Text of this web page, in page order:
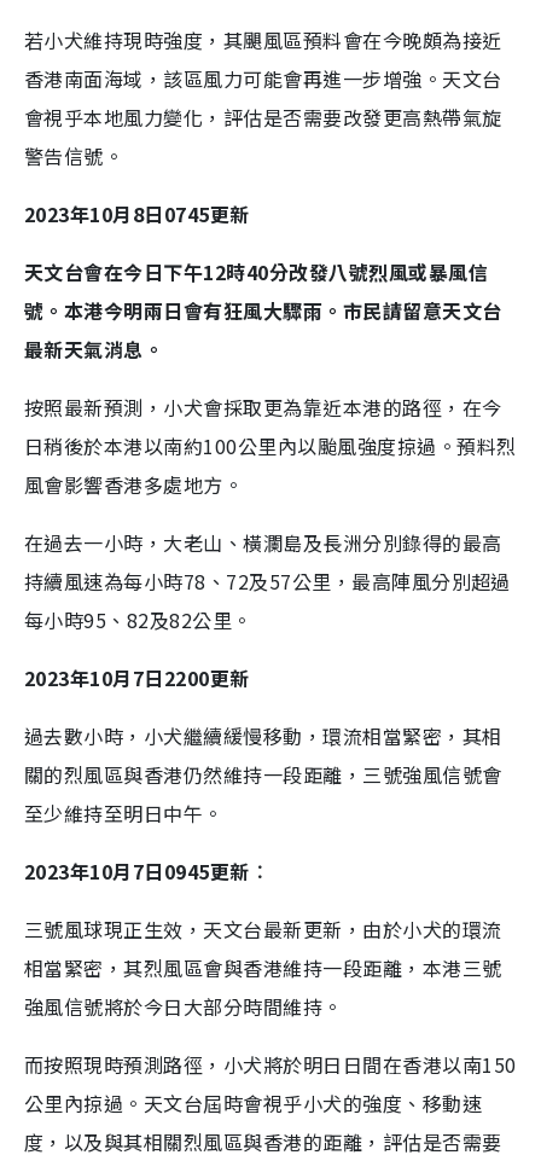
若小犬維持現時強度，其颶風區預料會在今晚頗為接近
香港南面海域，該區風力可能會再進一步增強。天文台
會視乎本地風力變化，評估是否需要改發更高熱帶氣旋
警告信號。
2023年10月8日0745更新
天文台會在今日下午12時40分改發八號烈風或暴風信
號。本港今明兩日會有狂風大驟雨。市民請留意天文台
最新天氣消息。
按照最新預測，小犬會採取更為靠近本港的路徑，在今
日稍後於本港以南約100公里內以颱風強度掠過。預料烈
風會影響香港多處地方。
在過去一小時，大老山、橫瀾島及長洲分別錄得的最高
持續風速為每小時78、72及57公里，最高陣風分別超過
每小時95、82及82公里。
2023年10月7日2200更新
過去數小時，小犬繼續緩慢移動，環流相當緊密，其相
關的烈風區與香港仍然維持一段距離，三號強風信號會
至少維持至明日中午。
2023年10月7日0945更新︰
三號風球現正生效，天文台最新更新，由於小犬的環流
相當緊密，其烈風區會與香港維持一段距離，本港三號
強風信號將於今日大部分時間維持。
而按照現時預測路徑，小犬將於明日日間在香港以南150
公里內掠過。天文台屆時會視乎小犬的強度、移動速
度，以及與其相關烈風區與香港的距離，評估是否需要